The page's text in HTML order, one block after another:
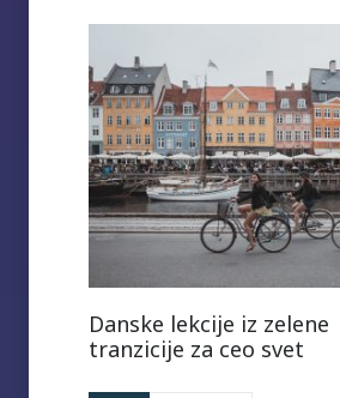
Danske lekcije iz zelene
tranzicije za ceo svet